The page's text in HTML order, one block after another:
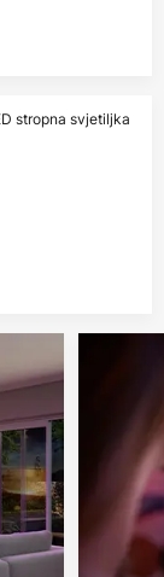
stropna svjetiljka